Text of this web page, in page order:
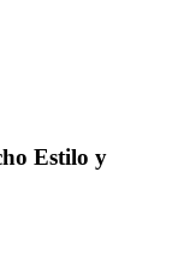
Estilo y